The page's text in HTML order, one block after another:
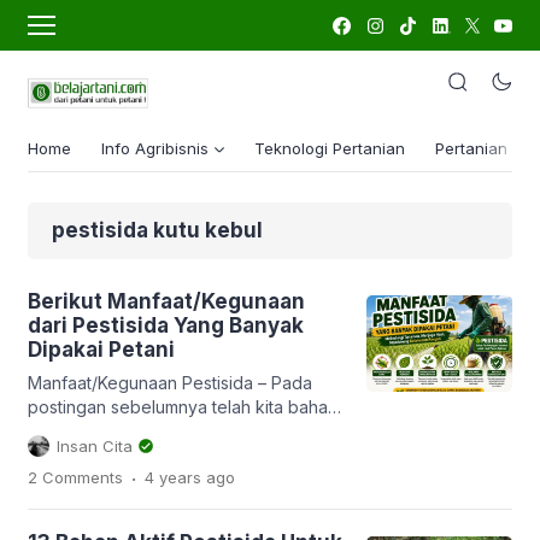
Home Info Agribisnis Teknologi Pertanian Pertanian
pestisida kutu kebul
Berikut Manfaat/Kegunaan
dari Pestisida Yang Banyak
Dipakai Petani
Manfaat/Kegunaan Pestisida – Pada
postingan sebelumnya telah kita bahas
mengenai banyak hal tentang
pestisida, mulai dari cara kerjanya, cara
aplikasinya, kendala yang membuat
Insan Cita
2 Comments . 4 years ago